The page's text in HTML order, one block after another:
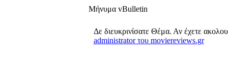
Μήνυμα vBulletin
Δε διευκρινίσατε Θέμα. Αν έχετε
administrator του moviereviews.gr